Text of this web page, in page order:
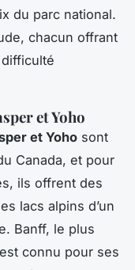
du parc national.
chacun offrant
et Yoho
et Yoho sont
Canada, et pour
ils offrent des
lacs alpins d’un
Banff, le plus
connu pour ses